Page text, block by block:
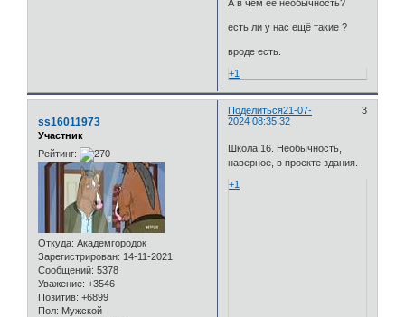
А в чём её необычность?
есть ли у нас ещё такие ?
вроде есть.
+1
Поделиться 3
21-07-
2024 08:35:32
ss16011973
Участник
Рейтинг:
Откуда: Академгородок
Зарегистрирован: 14-11-2021
Сообщений: 5378
Уважение: +3546
Позитив: +6899
Пол: Мужской
Школа 16. Необычность,
наверное, в проекте здания.
+1